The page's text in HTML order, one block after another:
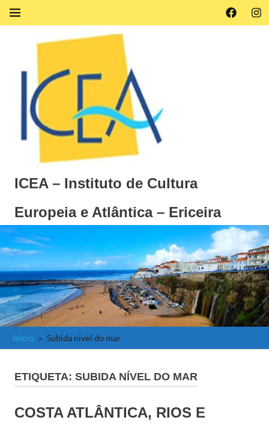
Skip
Facebook
MENU
ICEA – Instituto de Cultura
Europeia e Atlântica – Ericeira
Instituto
de
Cultura
Europeia
e
Atlântica
Início Subida nível do mar
ETIQUETA: SUBIDA NÍVEL DO MAR
COSTA ATLÂNTICA, RIOS E